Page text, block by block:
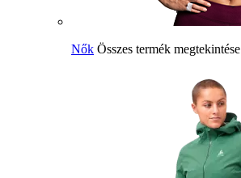
Nők Összes termék megtekintése